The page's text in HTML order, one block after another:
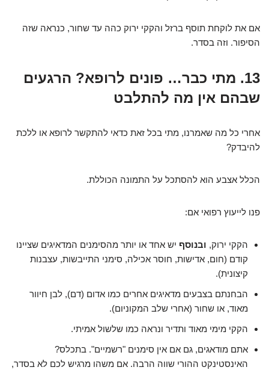
אם את לוקחת תוסף ברזל והקקי ירוק כהה עד שחור, כנראה שזה
הסיפור. וזה בסדר.
13. מתי כבר… פונים לרופא? הרגעים
שבהם אין מה להתלבט
אחרי כל מה שאמרנו, מתי בכל זאת כדאי להתקשר לרופא או ללכת
להיבדק?
הכלל אצבע הוא להסתכל על התמונה הכוללת.
פנו לייעוץ רפואי אם:
הקקי ירוק, ובנוסף יש אחד או יותר מהסימנים המדאיגים שציינו
קודם (חום, אדישות, חוסר אכילה, סימני התייבשות, עצבנות
קיצונית).
הבחנתם בצבעים מדאיגים אחרים כמו אדום (דם), לבן חיוור
מאוד, או שחור (אחרי שלב המקוניום).
הקקי מימי מאוד ותדיר ונראה כמו שלשול אמיתי.
אתם מודאגים, גם אם אין סימנים "רשמיים". בתכלס?
האינסטינקט ההורי שווה הרבה. אם משהו מרגיש לכם לא בסדר,